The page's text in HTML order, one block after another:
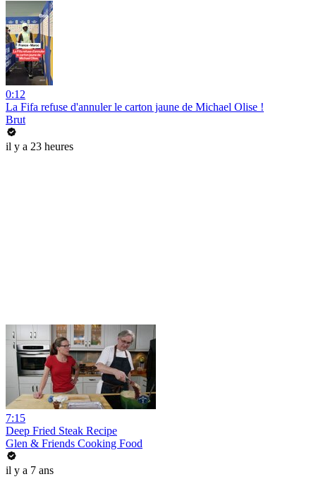
0:12
La Fifa refuse d'annuler le carton jaune de Michael Olise !
Brut
il y a 23 heures
7:15
Deep Fried Steak Recipe
Glen & Friends Cooking Food
il y a 7 ans